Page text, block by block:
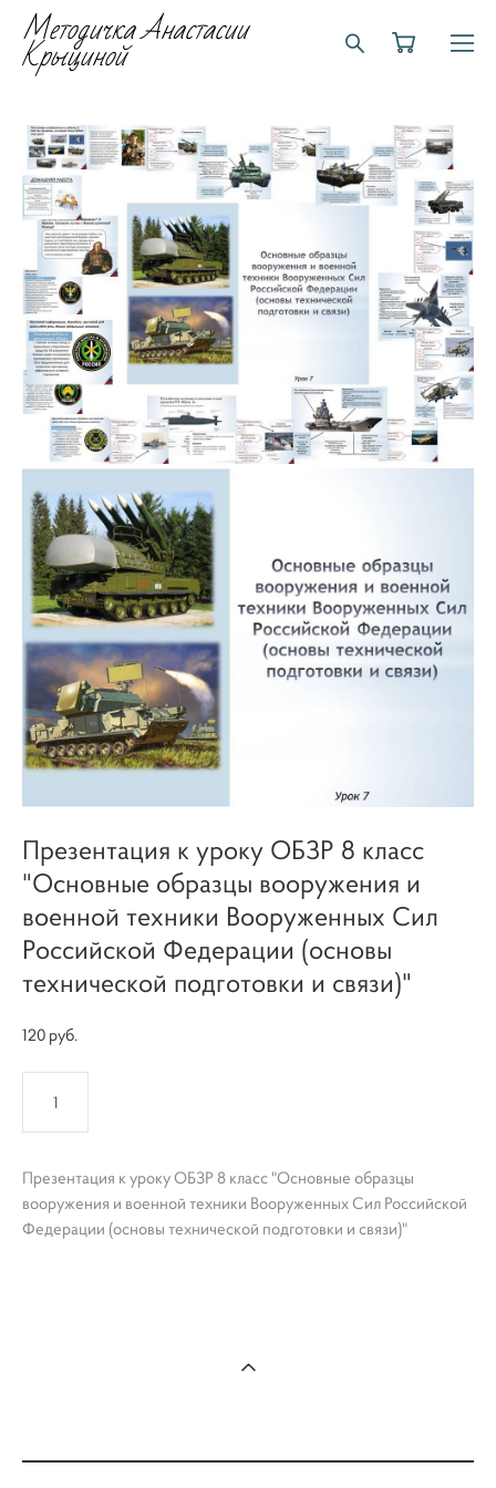
Методичка Анастасии
Крыциной
Презентация к уроку ОБЗР 8 класс
"Основные образцы вооружения и
военной техники Вооруженных Сил
Российской Федерации (основы
технической подготовки и связи)"
120 pуб.
Презентация к уроку ОБЗР 8 класс "Основные образцы
вооружения и военной техники Вооруженных Сил Российской
Федерации (основы технической подготовки и связи)"